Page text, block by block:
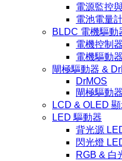
電源監控
電池電量
BLDC 電機驅動
電機控制器
電機驅動器
閘極驅動器 &
DrMOS
閘極驅動器
LCD & OLED
LED 驅動器
背光源
閃光燈
RGB & 白